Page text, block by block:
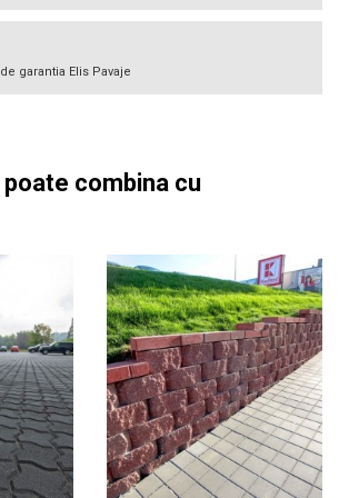
garantia Elis Pavaje
poate combina cu